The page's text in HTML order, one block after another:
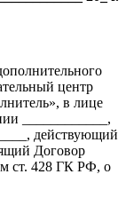
центр
в лице
____________,
действующий
Договор
ст. 428 ГК РФ, о